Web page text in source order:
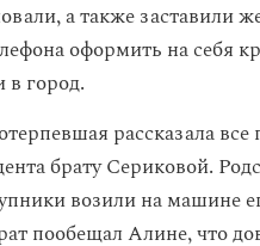
а также заставили
оформить на себя
в город.
рассказала все
брату Сериковой.
возили на машине
пообещал Алине, что